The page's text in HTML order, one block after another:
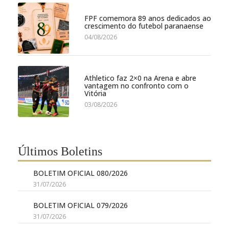
FPF comemora 89 anos dedicados ao
crescimento do futebol paranaense
04/08/2026
Athletico faz 2×0 na Arena e abre
vantagem no confronto com o
Vitória
03/08/2026
Últimos Boletins
BOLETIM OFICIAL 080/2026
31/07/2026
BOLETIM OFICIAL 079/2026
31/07/2026